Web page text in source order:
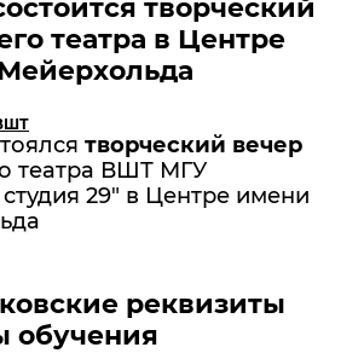
творческий
театра в Центре
творческий вечер
театра ВШТ МГУ
29" в Центре имени
реквизиты
обучения